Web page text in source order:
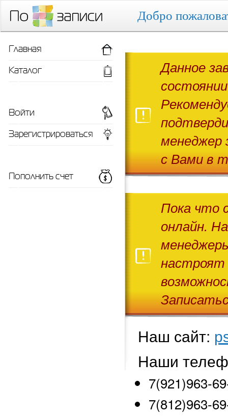
Добро
Данное
менеджер
с Вами в
Пока что
онлайн.
настроят
Наш сайт:
Наши
7(921)963-
7(812)963-
Главная
Каталог
Войти
Зарегистрироваться
Пополнить счет